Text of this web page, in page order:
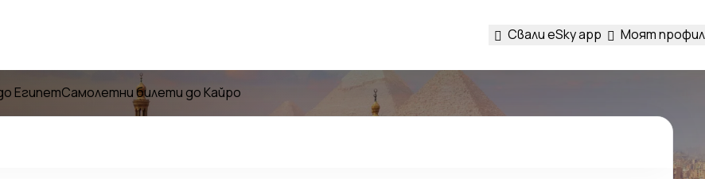
Свали eSky app Моят профил
ЕгипетСамолетни билети до Кайро